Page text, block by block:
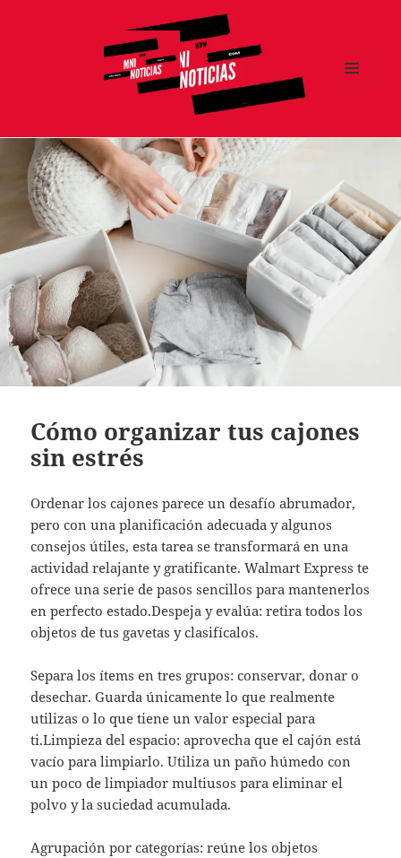
Cómo organizar tus cajones
sin estrés
Ordenar los cajones parece un desafío abrumador,
pero con una planificación adecuada y algunos
consejos útiles, esta tarea se transformará en una
actividad relajante y gratificante. Walmart Express te
ofrece una serie de pasos sencillos para mantenerlos
en perfecto estado.Despeja y evalúa: retira todos los
objetos de tus gavetas y clasifícalos.
Separa los ítems en tres grupos: conservar, donar o
desechar. Guarda únicamente lo que realmente
utilizas o lo que tiene un valor especial para
ti.Limpieza del espacio: aprovecha que el cajón está
vacío para limpiarlo. Utiliza un paño húmedo con
un poco de limpiador multiusos para eliminar el
polvo y la suciedad acumulada.
Agrupación por categorías: reúne los objetos